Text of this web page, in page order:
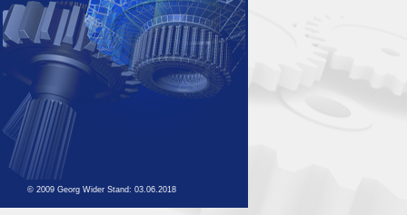
© 2009 Georg Wider Stand: 03.06.2018